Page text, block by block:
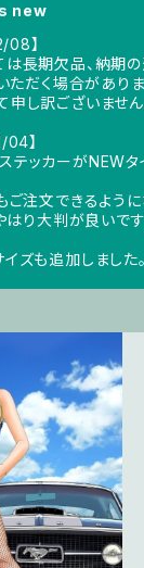
new
08】
長期欠品、納期
だく場合がありま
し訳ございません
04】
ッカーがNEWタ
ご注文できるように
はり大判が良いで
イズも追加しました。